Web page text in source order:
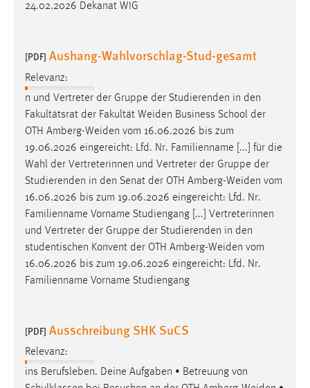
24.02.2026 Dekanat WIG
[PDF] Aushang-Wahlvorschlag-Stud-gesamt
Relevanz:
n und Vertreter der Gruppe der Studierenden in den
Fakultätsrat der Fakultät Weiden Business School der
OTH Amberg-Weiden vom 16.06.2026 bis zum
19.06.2026 eingereicht: Lfd. Nr. Familienname [...] für die
Wahl der Vertreterinnen und Vertreter der Gruppe der
Studierenden in den Senat der OTH Amberg-Weiden vom
16.06.2026 bis zum 19.06.2026 eingereicht: Lfd. Nr.
Familienname Vorname Studiengang [...] Vertreterinnen
und Vertreter der Gruppe der Studierenden in den
studentischen Konvent der OTH Amberg-Weiden vom
16.06.2026 bis zum 19.06.2026 eingereicht: Lfd. Nr.
Familienname Vorname Studiengang
[PDF] Ausschreibung SHK SuCS
Relevanz:
ins Berufsleben. Deine Aufgaben • Betreuung von